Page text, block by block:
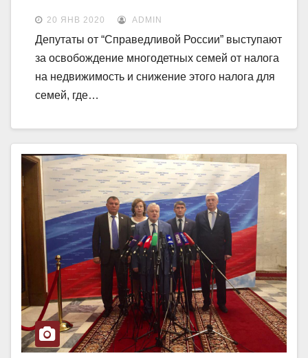
20 ЯНВ 2020 ADMIN
Депутаты от “Справедливой России” выступают
за освобождение многодетных семей от налога
на недвижимость и снижение этого налога для
семей, где…